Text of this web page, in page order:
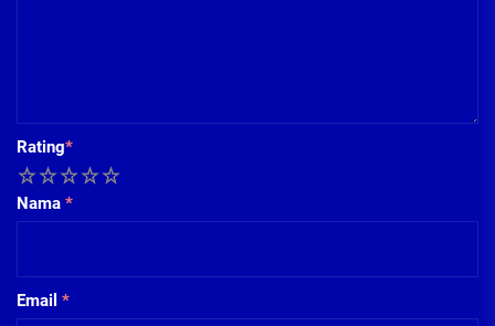
Rating*
5
4
3
2
Nama *
Email *